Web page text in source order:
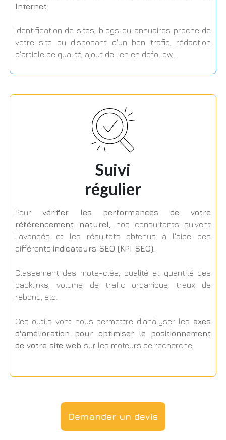
Internet.
Identification de sites, blogs ou annuaires proche de
votre site ou disposant d'un bon trafic, rédaction
d'article de qualité, ajout de lien en dofollow,...
Suivi
régulier
Pour vérifier les performances de votre
référencement naturel , nos consultants suivent
l'avancés et les résultats obtenus à l'aide des
différents indicateurs SEO (KPI SEO).
Classement des mots-clés, qualité et quantité des
backlinks, volume de trafic organique, traux de
rebond, etc.
Ces outils vont nous permettre d'analyser les axes
d'amélioration pour optimiser le positionnement
de votre site web sur les moteurs de recherche.
Demander un devis